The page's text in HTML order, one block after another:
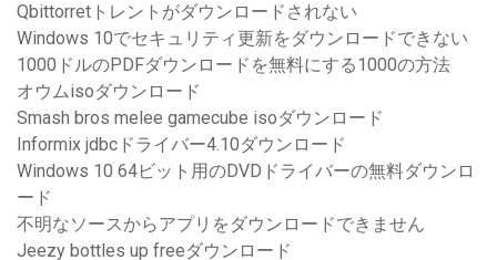
Qbittorretトレントがダウンロードされない
Windows 10でセキュリティ更新をダウンロードできない
1000ドルのPDFダウンロードを無料にする1000の方法
オウムisoダウンロード
Smash bros melee gamecube isoダウンロード
Informix jdbcドライバー4.10ダウンロード
Windows 10 64ビット用のDVDドライバーの無料ダウンロ
ード
不明なソースからアプリをダウンロードできません
Jeezy bottles up freeダウンロード